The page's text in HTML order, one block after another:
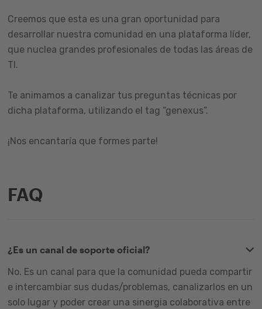
Creemos que esta es una gran oportunidad para
desarrollar nuestra comunidad en una plataforma líder,
que nuclea grandes profesionales de todas las áreas de
TI.
Te animamos a canalizar tus preguntas técnicas por
dicha plataforma, utilizando el tag “genexus”.
¡Nos encantaría que formes parte!
FAQ
¿Es un canal de soporte oficial?
No. Es un canal para que la comunidad pueda compartir
e intercambiar sus dudas/problemas, canalizarlos en un
solo lugar y poder crear una sinergia colaborativa entre